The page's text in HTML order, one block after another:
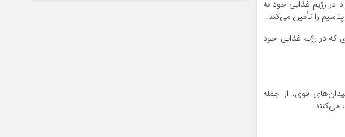
در رژیم غذایی خود به
که در رژیم غذایی خود
قوی، از جمله
می‌کنند.